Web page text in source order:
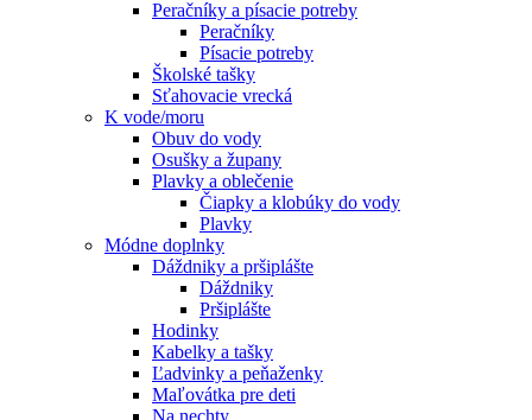
Peračníky a písacie potreby
Peračníky
Písacie potreby
Školské tašky
Sťahovacie vrecká
K vode/moru
Obuv do vody
Osušky a župany
Plavky a oblečenie
Čiapky a klobúky do vody
Plavky
Módne doplnky
Dáždniky a pršiplášte
Dáždniky
Pršiplášte
Hodinky
Kabelky a tašky
Ľadvinky a peňaženky
Maľovátka pre deti